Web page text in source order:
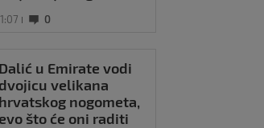
0
Dalić u Emirate vodi
dvojicu velikana
hrvatskog nogometa,
evo što će oni raditi